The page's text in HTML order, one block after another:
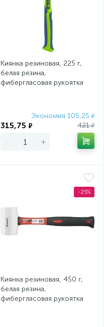
Киянка резиновая, 225 г,
белая резина,
фибергласовая рукоятка
Экономия 105,25 ₽
315,75 ₽ 421₽
- +
-25%
Киянка резиновая, 450 г,
белая резина,
фибергласовая рукоятка